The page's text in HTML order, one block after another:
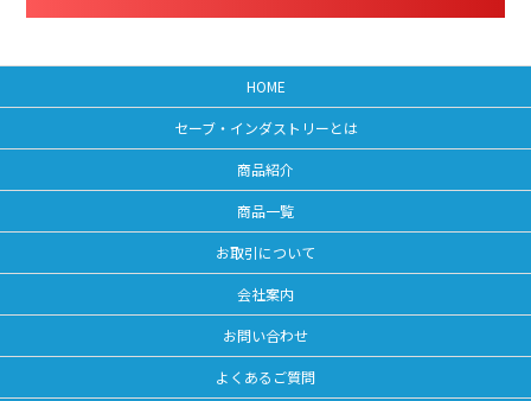
HOME
セーブ・インダストリーとは
商品紹介
商品一覧
お取引について
会社案内
お問い合わせ
よくあるご質問